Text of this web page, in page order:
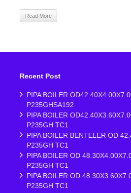
Read More
Recent Post
PIPA BOILER
P235GHSA192
PIPA BOILER
P235GH TC1
PIPA BOILER BENTELER OD
P235GH TC1
PIPA BOILER OD
P235GH TC1
PIPA BOILER OD
P235GH TC1